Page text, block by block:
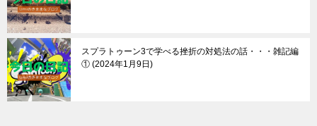
スプラトゥーン3で学べる挫折の対処法の話・・・雑記編
① 2024年1月9日